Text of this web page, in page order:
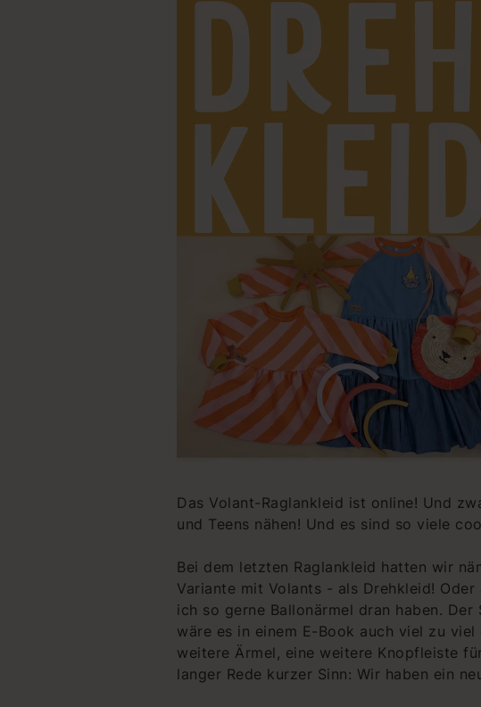
Das Volant-Raglankleid ist online! Und
und Teens nähen! Und es sind so viele
Bei dem letzten Raglankleid hatten wir
Variante mit Volants - als Drehkleid!
ich so gerne Ballonärmel dran haben.
wäre es in einem E-Book auch viel zu
weitere Ärmel, eine weitere Knopfleiste
langer Rede kurzer Sinn: Wir haben ein